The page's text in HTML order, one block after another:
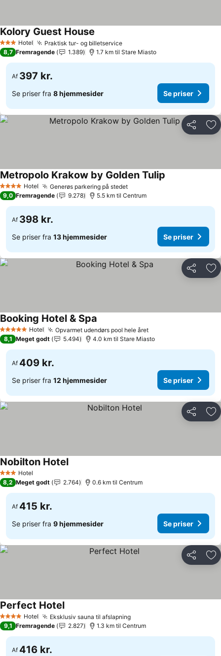
3 StjernerHotel Praktisk tur- og billetserviceSe priser
Kolory Guest House
8,7 Fremragende 1.389 1.7 km til Stare Miasto
Af 397 kr.
Se priser fra 8 hjemmesider Se priser
Del
4 StjernerHotel Generøs parkering på stedetSe priser
Metropolo Krakow by Golden Tulip
9,0 Fremragende 9.278 5.5 km til Centrum
Af 398 kr.
Se priser fra 13 hjemmesider Se priser
Del
5 Stjerner Hotel Opvarmet udendørs pool hele åretSe priser
Booking Hotel & Spa
8,1 Meget godt 5.494 4.0 km til Stare Miasto
Af 409 kr.
Se priser fra 12 hjemmesider Se priser
Del
3 StjernerHotel
Nobilton HotelSe priser
8,2 Meget godt 2.764 0.6 km til Centrum
Af 415 kr.
Se priser fra 9 hjemmesider Se priser
Del
4 StjernerHotel Eksklusiv sauna til afslapningSe priser
Perfect HotelSe priser
9,1 Fremragende 2.827 1.3 km til Centrum
Af 416 kr.